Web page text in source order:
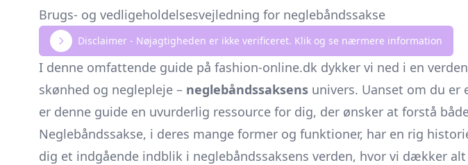
Brugs- og vedligeholdelsesvejledning for neglebåndssakse
Disclaimer - Nøjagtigheden er ikke verificeret. Klik og se nærmere information
I denne omfattende guide på fashion-online.dk dykker vi ned i en
skønhed og neglepleje – neglebåndssaksens univers. Uanset om du
er denne guide en uvurderlig ressource for dig, der ønsker at forstå
Neglebåndssakse, i deres mange former og funktioner, har en rig
dig et indgående indblik i neglebåndssaksens verden, hvor vi dækker